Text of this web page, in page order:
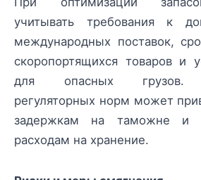
учитывать требования к
международных поставок,
скоропортящихся товаров и
для опасных грузов.
регуляторных норм может
задержкам на таможне и
расходам на хранение.